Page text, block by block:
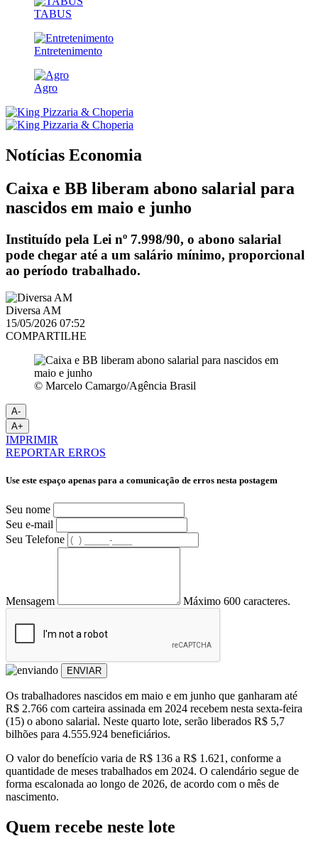
TABUS
Entretenimento
Agro
Notícias Economia
Caixa e BB liberam abono salarial para
nascidos em maio e junho
Instituído pela Lei nº 7.998/90, o abono salarial
pode chegar até a um salário mínimo, proporcional
ao período trabalhado.
Diversa AM
15/05/2026 07:52
COMPARTILHE
© Marcelo Camargo/Agência Brasil
A-
A+
IMPRIMIR
REPORTAR ERROS
Use este espaço apenas para a comunicação de erros nesta postagem
Seu nome
Seu e-mail
Seu Telefone
Mensagem Máximo 600 caracteres.
ENVIAR
Os trabalhadores nascidos em maio e em junho que ganharam até
R$ 2.766 com carteira assinada em 2024 recebem nesta sexta-feira
(15) o abono salarial. Neste quarto lote, serão liberados R$ 5,7
bilhões para 4.555.924 beneficiários.
O valor do benefício varia de R$ 136 a R$ 1.621, conforme a
quantidade de meses trabalhados em 2024. O calendário segue de
forma escalonada ao longo de 2026, de acordo com o mês de
nascimento.
Quem recebe neste lote